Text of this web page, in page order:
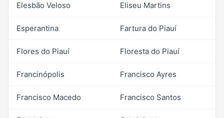
Elesbão Veloso Eliseu Martins
Esperantina Fartura do Piauí
Flores do Piauí Floresta do Piauí
Francinópolis Francisco Ayres
Francisco Macedo Francisco Santos